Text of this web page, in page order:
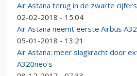
Air Astana terug in de zwarte cijfers
02-02-2018 - 15:04
Air Astana neemt eerste Airbus
05-01-2018 - 13:21
Air Astana: meer slagkracht door
A320neo's